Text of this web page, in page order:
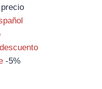
descuento
-5%